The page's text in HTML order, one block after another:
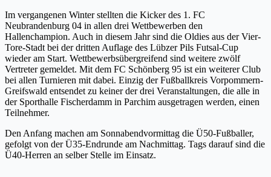
Im vergangenen Winter stellten die Kicker des 1. FC
Neubrandenburg 04 in allen drei Wettbewerben den
Hallenchampion. Auch in diesem Jahr sind die Oldies aus der Vier-
Tore-Stadt bei der dritten Auflage des Lübzer Pils Futsal-Cup
wieder am Start. Wettbewerbsübergreifend sind weitere zwölf
Vertreter gemeldet. Mit dem FC Schönberg 95 ist ein weiterer Club
bei allen Turnieren mit dabei. Einzig der Fußballkreis Vorpommern-
Greifswald entsendet zu keiner der drei Veranstaltungen, die alle in
der Sporthalle Fischerdamm in Parchim ausgetragen werden, einen
Teilnehmer.
Den Anfang machen am Sonnabendvormittag die Ü50-Fußballer,
gefolgt von der Ü35-Endrunde am Nachmittag. Tags darauf sind die
Ü40-Herren an selber Stelle im Einsatz.